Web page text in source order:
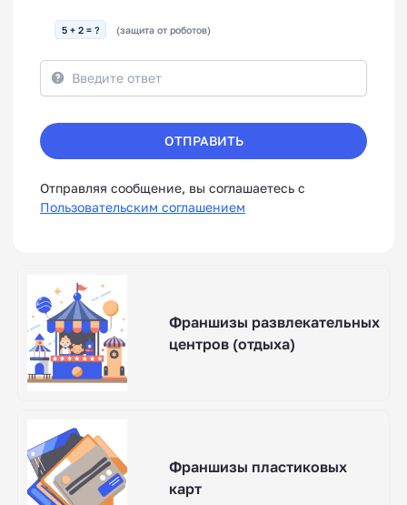
5 + 2 = ? (защита от роботов)
ОТПРАВИТЬ
Отправляя сообщение, вы соглашаетесь с
Пользовательским соглашением
Франшизы развлекательных
центров (отдыха)
Франшизы пластиковых
карт